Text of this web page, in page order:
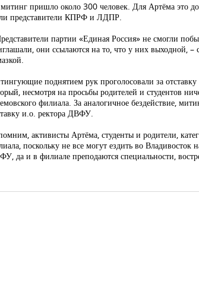
пришло около 300 человек. Для Артёма это
представители КПРФ и ЛДПР.
партии «Единая Россия» не смогли
они ссылаются на то, что у них выходной, –
поднятием рук проголосовали за
несмотря на просьбы родителей и студентов
филиала. За аналогичное бездействие,
и.о. ректора ДВФУ.
активисты Артёма, студенты и родители,
поскольку не все могут ездить во Владивосток
да и в филиале преподаются специальности,